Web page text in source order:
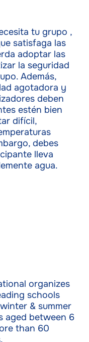
tu grupo ,
satisfaga las
adoptar las
la seguridad
Además,
agotadora y
deben
estén bien
difícil,
debes
lleva
agua.
organizes
schools
& summer
aged between 6
than 60